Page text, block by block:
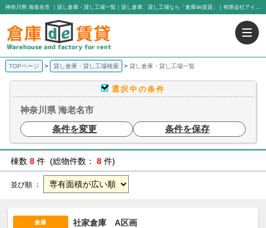
神奈川県 海老名市 ｜貸し倉庫・貸し工場一覧｜貸し倉庫、貸し工場なら「倉庫de賃貸」｜有限会社アイエヌジー・トゥエンティーワン
TOPページ 貸し倉庫・貸し工場検索 貸し倉庫・貸し工場一覧
選択中の条件
神奈川県 海老名市
条件を変更
条件を保存
棟数 8 件 (総物件数： 8 件)
並び順 ：
倉庫 社家倉庫 A区画